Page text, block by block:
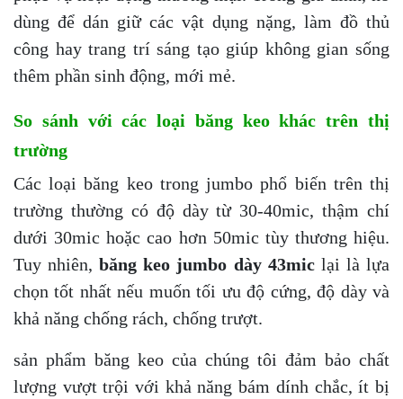
dùng để dán giữ các vật dụng nặng, làm đồ thủ
công hay trang trí sáng tạo giúp không gian sống
thêm phần sinh động, mới mẻ.
So sánh với các loại băng keo khác trên thị
trường
Các loại băng keo trong jumbo phổ biến trên thị
trường thường có độ dày từ 30-40mic, thậm chí
dưới 30mic hoặc cao hơn 50mic tùy thương hiệu.
Tuy nhiên,băng keo jumbo dày 43miclại là lựa
chọn tốt nhất nếu muốn tối ưu độ cứng, độ dày và
khả năng chống rách, chống trượt.
sản phẩm băng keo của chúng tôi đảm bảo chất
lượng vượt trội với khả năng bám dính chắc, ít bị